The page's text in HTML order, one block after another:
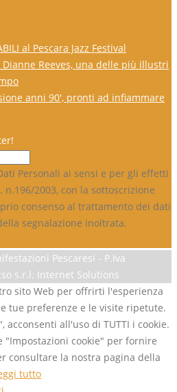
al Pescara Jazz Festival
Dianne Reeves, una delle più illustri
anni 90′, pronti ad infiammare
Personali ai sensi e per gli effetti
n.196/2003, con la sottoscrizione
consenso al trattamento dei dati
segnalazione inoltrata.
Pescaresi - P.Iva
s.r.l. Internet Solutions
sito Web per offrirti l'esperienza
tue preferenze e le visite ripetute.
acconsenti all'uso di TUTTI i cookie.
"Impostazioni cookie" per fornire
consultare la nostra pagina della
tutto